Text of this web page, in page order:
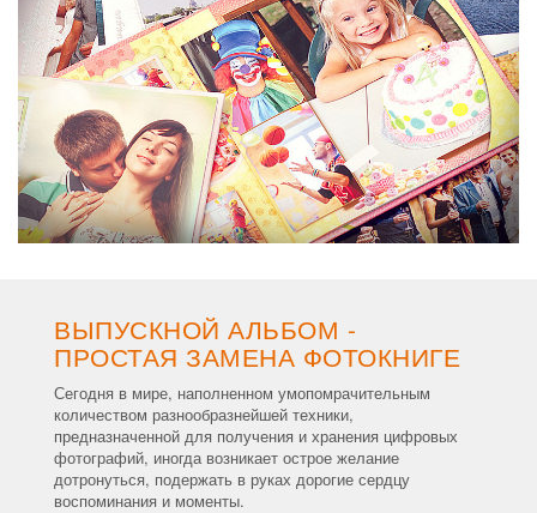
ВЫПУСКНОЙ АЛЬБОМ -
ПРОСТАЯ ЗАМЕНА ФОТОКНИГЕ
Сегодня в мире, наполненном умопомрачительным
количеством разнообразнейшей техники,
предназначенной для получения и хранения цифровых
фотографий, иногда возникает острое желание
дотронуться, подержать в руках дорогие сердцу
воспоминания и моменты.